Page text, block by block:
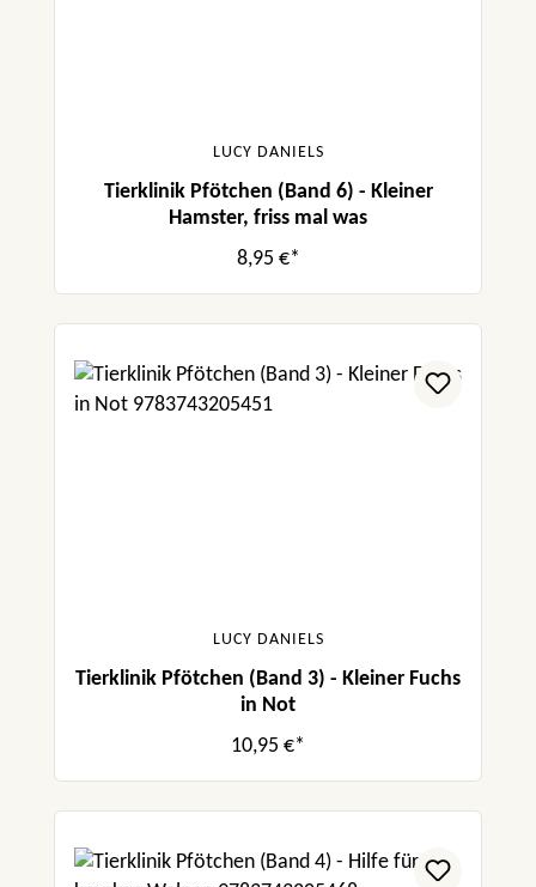
LUCY DANIELS
Tierklinik Pfötchen (Band 6) - Kleiner
Hamster, friss mal was
8,95 €*
LUCY DANIELS
Tierklinik Pfötchen (Band 3) - Kleiner Fuchs
in Not
10,95 €*